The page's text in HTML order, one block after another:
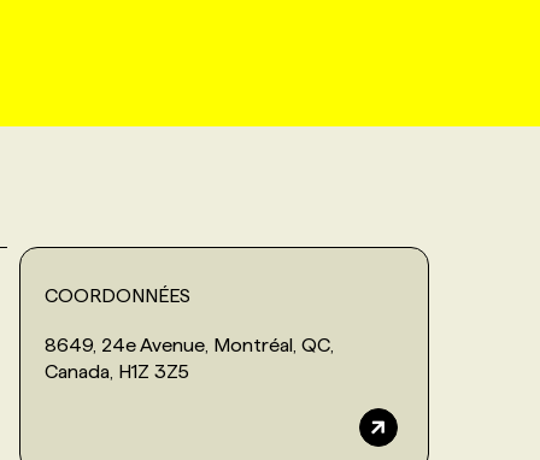
COORDONNÉES
8649, 24e Avenue, Montréal, QC,
Canada, H1Z 3Z5